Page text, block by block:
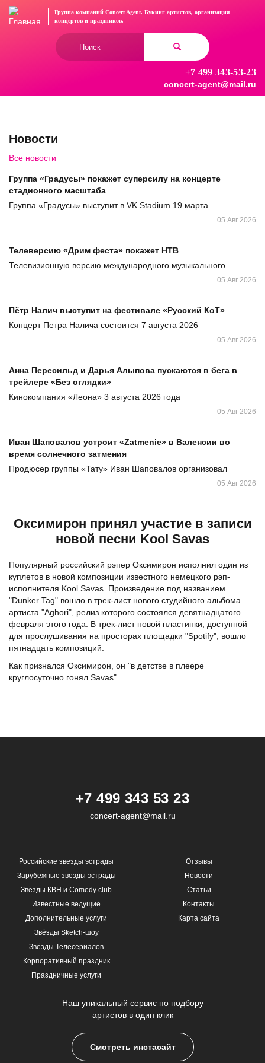
Перейти
Группа компаний Concert Agent. Букинг артистов, организация
концертови праздников.
+7 499 343-53-23
concert-agent@mail.ru
Новости
Все новости
Группа «Градусы» покажет суперсилу на концерте
стадионного масштаба
Группа «Градусы» выступит в VK Stadium 19 марта
05 Авг 2026
Телеверсию «Дрим феста» покажет НТВ
Телевизионную версию международного музыкального
05 Авг 2026
Пётр Налич выступит на фестивале «Русский КоТ»
Концерт Петра Налича состоится 7 августа 2026
05 Авг 2026
Анна Пересильд и Дарья Алыпова пускаются в бега в
трейлере «Без оглядки»
Кинокомпания «Леона» 3 августа 2026 года
05 Авг 2026
Иван Шаповалов устроит «Zatmenie» в Валенсии во
время солнечного затмения
Продюсер группы «Тату» Иван Шаповалов организовал
05 Авг 2026
Оксимирон принял участие в записи
новой песни Kool Savas
Популярный российский рэпер Оксимирон исполнил один из
куплетов в новой композиции известного немецкого рэп-
исполнителя Kool Savas. Произведение под названием
"Dunker Tag" вошло в трек-лист нового студийного альбома
артиста "Aghori", релиз которого состоялся девятнадцатого
февраля этого года. В трек-лист новой пластинки, доступной
для прослушивания на просторах площадки "Spotify", вошло
пятнадцать композиций.
Как признался Оксимирон, он "в детстве в плеере
круглосуточно гонял Savas".
+7 499 343 53 23
concert-agent@mail.ru
Российские звезды эстрады
Зарубежные звезды эстрады
Звёзды КВН и Comedy club
Известные ведущие
Дополнительные услуги
Звёзды Sketch-шоу
Звёзды Телесериалов
Корпоративный праздник
Праздничные услуги
Отзывы
Новости
Статьи
Контакты
Карта сайта
Наш уникальный сервис по подбору
артистов в один клик
Смотреть инстасайт